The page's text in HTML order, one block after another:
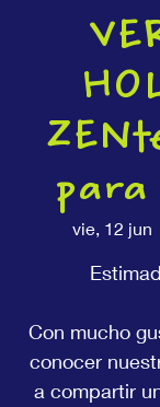
para
vie, 12 jun
Con mucho
conocer
a compartir